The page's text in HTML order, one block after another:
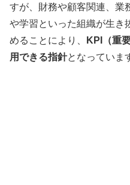
すが、財務や顧客関連、業
や学習といった組織が生き
めることにより、
KPI（重
用できる指針となっていま